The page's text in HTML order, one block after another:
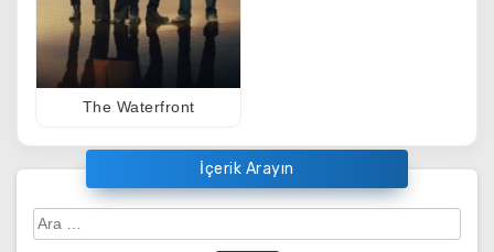
The Waterfront
İçerik Arayın
Arama: